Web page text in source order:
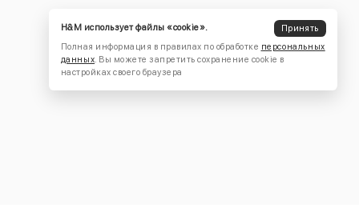
H&M использует файлы «cookie».
Принять
Полная информация в правилах по обработке персональных
данных. Вы можете запретить сохранение cookie в
настройках своего браузера